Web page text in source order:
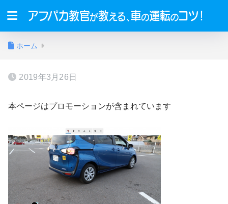
ホーム
2019年3月26日
本ページはプロモーションが含まれています